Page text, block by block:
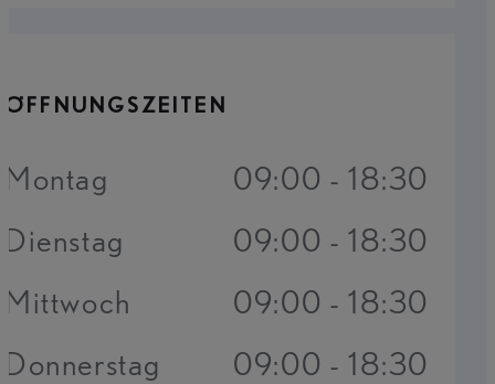
ÖFFNUNGSZEITEN
Montag
09:00 - 18:30
Dienstag
09:00 - 18:30
Mittwoch
09:00 - 18:30
Donnerstag
09:00 - 18:30